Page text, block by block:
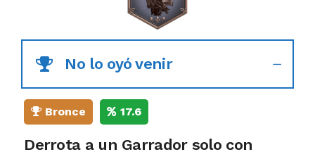
No lo oyó venir
Bronce 17.6
Derrota a un Garrador solo con